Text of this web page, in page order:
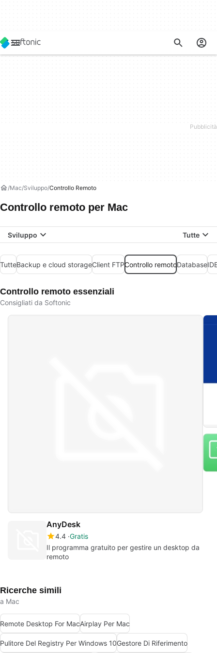
Mac Sviluppo Controllo Remoto
Controllo remoto per Mac
Sviluppo Tutte
TutteBackup e cloud storageClient FTPControllo remotoDatabase
Controllo remoto essenziali
Consigliati da Softonic
AnyDesk
4.4 Gratis
Il programma gratuito per gestire un desktop da
remoto
Ricerche simili
a Mac
Remote Desktop For MacAirplay Per Mac
Pulitore Del Registry Per Windows 10Gestore Di Riferimento